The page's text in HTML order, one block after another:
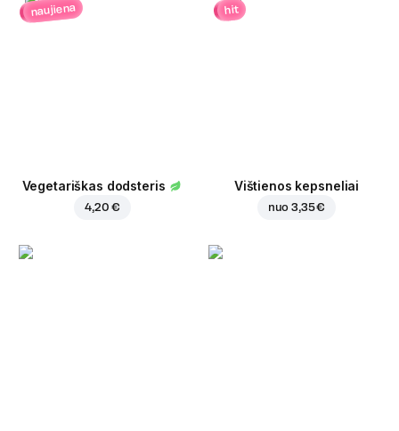
naujiena
Vegetariškas dodsteris
4,20 €
hit
Vištienos kepsneliai
nuo3,35 €